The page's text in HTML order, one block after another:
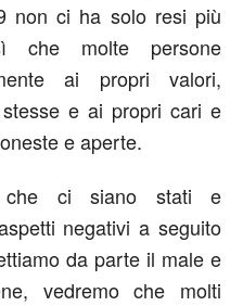
non ci ha solo resi più
che molte persone
ai propri valori,
e ai propri cari e
e aperte.
che ci siano stati e
negativi a seguito
da parte il male e
vedremo che molti